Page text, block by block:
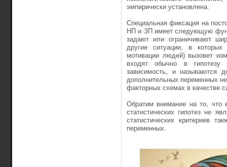
эмпирически установлена.
Специальная фиксация на
НП и ЗП имеет следующую
задают или ограничивают
другие ситуации, в которых
мотивации людей) вызовет
входят обычно в гипотезу
зависимость, и называются
дополнительных переменных
факторных схемах в качестве
Обратим внимание на то, что
статистических гипотез не
статистических критериев
переменных.